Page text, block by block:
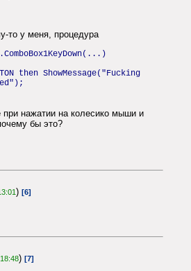
то у меня, процедура
then ShowMessage("Fucking
при нажатии на колесико мыши и
бы это?
) [6]
) [7]